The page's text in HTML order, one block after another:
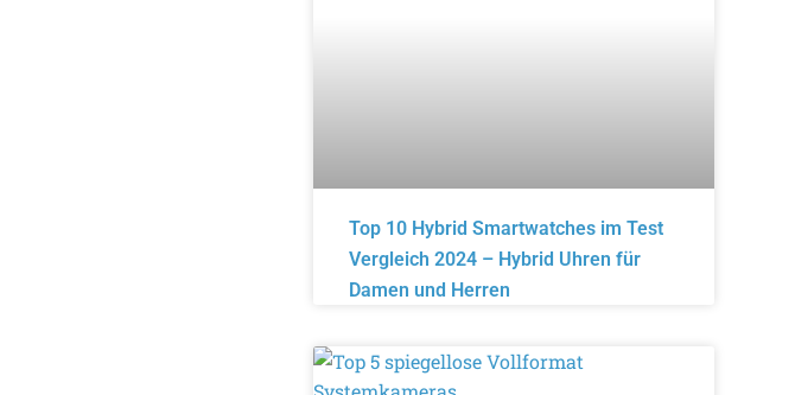
Top 10 Hybrid Smartwatches im Test
Vergleich 2024 – Hybrid Uhren für
Damen und Herren